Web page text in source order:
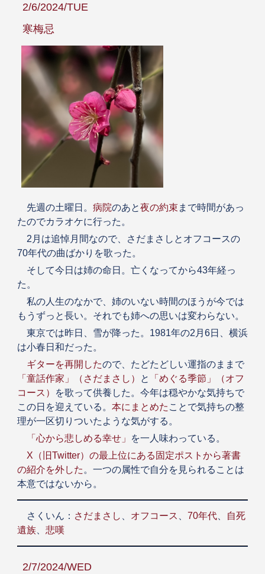
2/6/2024/TUE
寒梅忌
先週の土曜日。 病院のあと夜の約束 まで時間があっ
たのでカラオケに行った。
2月は追悼月間なので、さだまさしとオフコースの
70年代の曲ばかりを歌った。
そして今日は姉の命日。亡くなってから43年経っ
た。
私の人生のなかで、姉のいない時間のほうが今では
もうずっと長い。それでも姉への思いは変わらない。
東京では昨日、雪が降った。1981年の2月6日、横浜
は小春日和だった。
ギターを再開したので、たどたどしい運指のままで
「童話作家」（さだまさし）
と
「めぐる季節」（オフ
コース）
を歌って供養した。今年は穏やかな気持ちで
この日を迎えている。 本にまとめた ことで気持ちの整
理が一区切りついたような気がする。
「心から悲しめる幸せ」
を一人味わっている。
X（旧Twitter）の最上位にある固定ポストから著書
の紹介を外した 。一つの属性で自分を見られることは
本意ではないから。
さくいん： さだまさし オフコース 70年代、
自死
遺族、 悲嘆
2/7/2024/WED